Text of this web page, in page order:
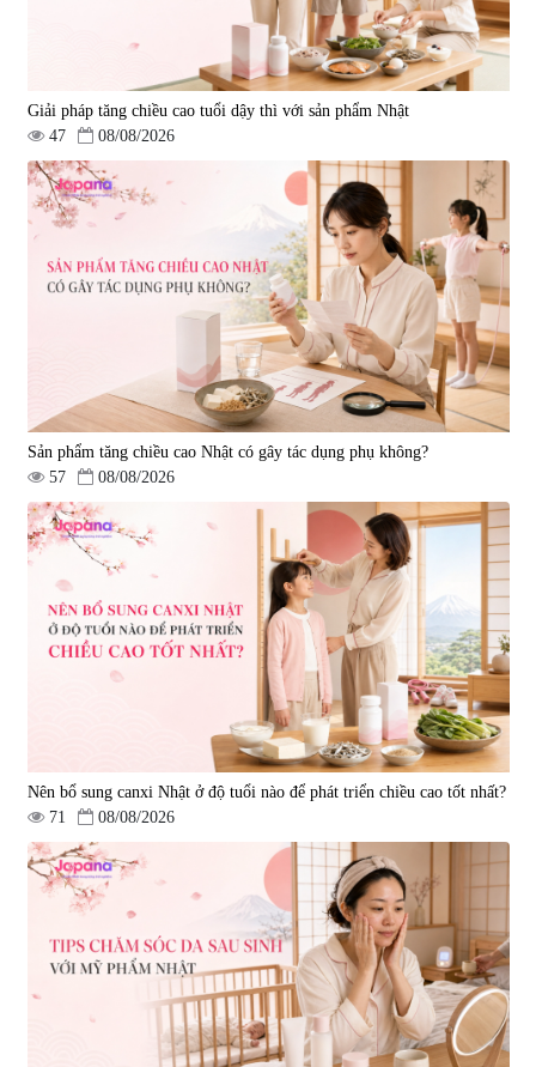
Giải pháp tăng chiều cao tuổi dậy thì với sản phẩm Nhật
47
08/08/2026
Sản phẩm tăng chiều cao Nhật có gây tác dụng phụ không?
57
08/08/2026
Nên bổ sung canxi Nhật ở độ tuổi nào để phát triển chiều cao tốt nhất?
71
08/08/2026